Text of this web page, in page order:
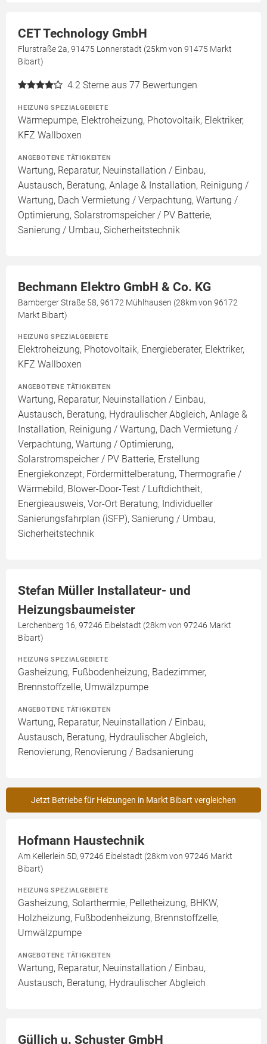
CET Technology GmbH
Flurstraße 2a, 91475 Lonnerstadt (25km von 91475 Markt
Bibart)
4.2 Sterne aus 77 Bewertungen
HEIZUNG SPEZIALGEBIETE
Wärmepumpe, Elektroheizung, Photovoltaik, Elektriker,
KFZ Wallboxen
ANGEBOTENE TÄTIGKEITEN
Wartung, Reparatur, Neuinstallation / Einbau,
Austausch, Beratung, Anlage & Installation, Reinigung /
Wartung, Dach Vermietung / Verpachtung, Wartung /
Optimierung, Solarstromspeicher / PV Batterie,
Sanierung / Umbau, Sicherheitstechnik
Bechmann Elektro GmbH & Co. KG
Bamberger Straße 58, 96172 Mühlhausen (28km von 96172
Markt Bibart)
HEIZUNG SPEZIALGEBIETE
Elektroheizung, Photovoltaik, Energieberater, Elektriker,
KFZ Wallboxen
ANGEBOTENE TÄTIGKEITEN
Wartung, Reparatur, Neuinstallation / Einbau,
Austausch, Beratung, Hydraulischer Abgleich, Anlage &
Installation, Reinigung / Wartung, Dach Vermietung /
Verpachtung, Wartung / Optimierung,
Solarstromspeicher / PV Batterie, Erstellung
Energiekonzept, Fördermittelberatung, Thermografie /
Wärmebild, Blower-Door-Test / Luftdichtheit,
Energieausweis, Vor-Ort Beratung, Individueller
Sanierungsfahrplan (iSFP), Sanierung / Umbau,
Sicherheitstechnik
Stefan Müller Installateur- und
Heizungsbaumeister
Lerchenberg 16, 97246 Eibelstadt (28km von 97246 Markt
Bibart)
HEIZUNG SPEZIALGEBIETE
Gasheizung, Fußbodenheizung, Badezimmer,
Brennstoffzelle, Umwälzpumpe
ANGEBOTENE TÄTIGKEITEN
Wartung, Reparatur, Neuinstallation / Einbau,
Austausch, Beratung, Hydraulischer Abgleich,
Renovierung, Renovierung / Badsanierung
Jetzt Betriebe für Heizungen in Markt Bibart vergleichen
Hofmann Haustechnik
Am Kellerlein 5D, 97246 Eibelstadt (28km von 97246 Markt
Bibart)
HEIZUNG SPEZIALGEBIETE
Gasheizung, Solarthermie, Pelletheizung, BHKW,
Holzheizung, Fußbodenheizung, Brennstoffzelle,
Umwälzpumpe
ANGEBOTENE TÄTIGKEITEN
Wartung, Reparatur, Neuinstallation / Einbau,
Austausch, Beratung, Hydraulischer Abgleich
Güllich u. Schuster GmbH